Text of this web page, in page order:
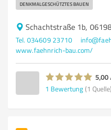
DENKMALGESCHÜTZTES BAUEN
Schachtstraße 1b,
Tel. 034609 23710
www.faehnrich-bau.com/
5,00
1 Bewertung (1 Quelle)